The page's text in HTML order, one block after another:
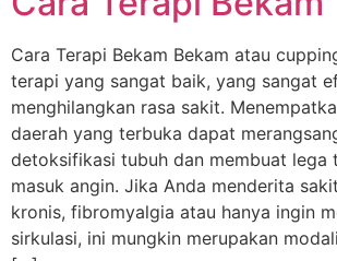
Cara Terapi Bekam Bekam atau
terapi yang sangat baik, yang sangat
menghilangkan rasa sakit.
daerah yang terbuka dapat
detoksifikasi tubuh dan membuat lega
masuk angin. Jika Anda menderita
kronis, fibromyalgia atau hanya ingin
sirkulasi, ini mungkin merupakan